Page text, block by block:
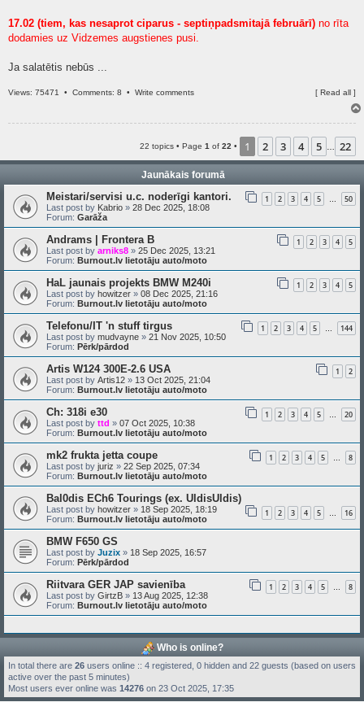
17.02 (tiem, kas nesaprot ciparus - septiņpadsmitajā februārī) no rīta
dodamies uz Vidzemes augstienes pusi.
Ja salatētis nebūs ...
Views: 75471 • Comments: 8 • Write comments [ Read all ]
22 topics • Page 1 of 22 • 1 2 3 4 5 22
Jaunākais forumā
Meistari/servisi u.c. noderīgi kantori. 1 2 3 4 5 … 50
Last post by Kabrio » 28 Dec 2025, 18:08
Forum: Garāža
Andrams | Frontera B 1 2 3 4 5
Last post by arniks8 » 25 Dec 2025, 13:21
Forum: Burnout.lv lietotāju auto/moto
HaL jaunais projekts BMW M240i 1 2 3 4 5
Last post by howitzer » 08 Dec 2025, 21:16
Forum: Burnout.lv lietotāju auto/moto
Telefonu/IT 'n stuff tirgus 1 2 3 4 5 … 144
Last post by mudvayne » 21 Nov 2025, 10:50
Forum: Pērk/pārdod
Artis W124 300E-2.6 USA 1 2
Last post by Artis12 » 13 Oct 2025, 21:04
Forum: Burnout.lv lietotāju auto/moto
Ch: 318i e30 1 2 3 4 5 … 20
Last post by ttd » 07 Oct 2025, 10:38
Forum: Burnout.lv lietotāju auto/moto
mk2 frukta jetta coupe 1 2 3 4 5 … 8
Last post by juriz » 22 Sep 2025, 07:34
Forum: Burnout.lv lietotāju auto/moto
Bal0dis ECh6 Tourings (ex. UldisUldis)
1 2 3 4 5 … 16
Last post by howitzer » 18 Sep 2025, 18:19
Forum: Burnout.lv lietotāju auto/moto
BMW F650 GS
Last post by Juzix » 18 Sep 2025, 16:57
Forum: Pērk/pārdod
Riitvara GER JAP savienība 1 2 3 4 5 … 8
Last post by GirtzB » 13 Aug 2025, 12:38
Forum: Burnout.lv lietotāju auto/moto
Who is online?
In total there are 26 users online :: 4 registered, 0 hidden and 22 guests (based on users
active over the past 5 minutes)
Most users ever online was 14276 on 23 Oct 2025, 17:35